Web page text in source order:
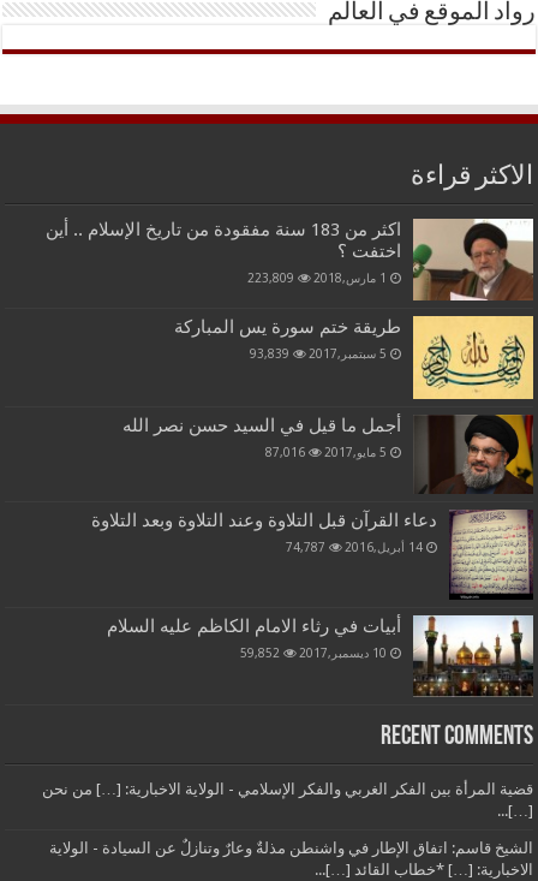
رواد الموقع في العالم
الاكثر قراءة
اكثر من 183 سنة مفقودة من تاريخ الإسلام .. أين
اختفت ؟
1 مارس,2018 223,809
طريقة ختم سورة يس المباركة
5 سبتمبر,2017 93,839
أجمل ما قيل في السيد حسن نصر الله
5 مايو,2017 87,016
دعاء القرآن قبل التلاوة وعند التلاوة وبعد التلاوة
14 أبريل,2016 74,787
أبيات في رثاء الامام الكاظم عليه السلام
10 ديسمبر,2017 59,852
Recent Comments
قضية المرأة بين الفكر الغربي والفكر الإسلامي - الولاية الاخبارية: […] من نحن
[…]...
الشيخ قاسم: اتفاق الإطار في واشنطن مذلةٌ وعارٌ وتنازلٌ عن السيادة - الولاية
الاخبارية: […] *خطاب القائد […]...